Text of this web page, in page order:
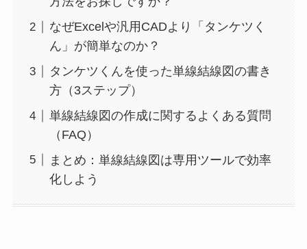
なぜExcelや汎用CADより「タンケツく
ん」が簡単なのか？
タンケツくんを使った単線結線図の書き
方（3ステップ）
単線結線図の作成に関するよくある質問
（FAQ）
まとめ：単線結線図は専用ツールで効率
化しよう